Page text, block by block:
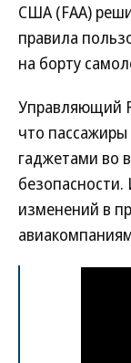
США (FAA)
правила
на борту
Управляющий
что
гаджетами во
изменений в